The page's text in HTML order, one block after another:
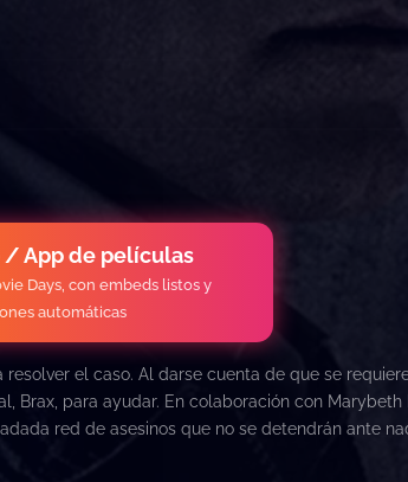
/ App de películas
Days, con embeds listos y
automáticas
el caso. Al darse cuenta de que se
Brax, para ayudar. En colaboración con Marybeth
red de asesinos que no se detendrán ante